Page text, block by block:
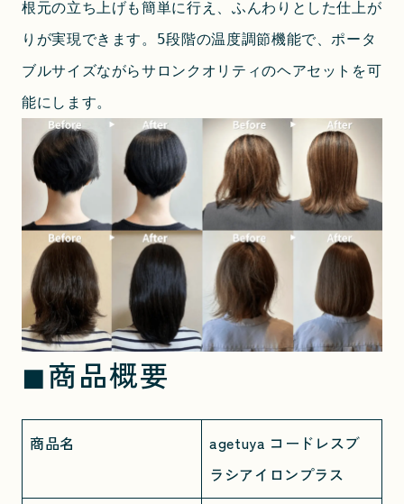
根元の立ち上げも簡単に行え、ふんわりとした仕上が
りが実現できます。5段階の温度調節機能で、ポータ
ブルサイズながらサロンクオリティのヘアセットを可
能にします。
◼︎商品概要
商品名
agetuya コードレスブ
ラシアイロンプラス